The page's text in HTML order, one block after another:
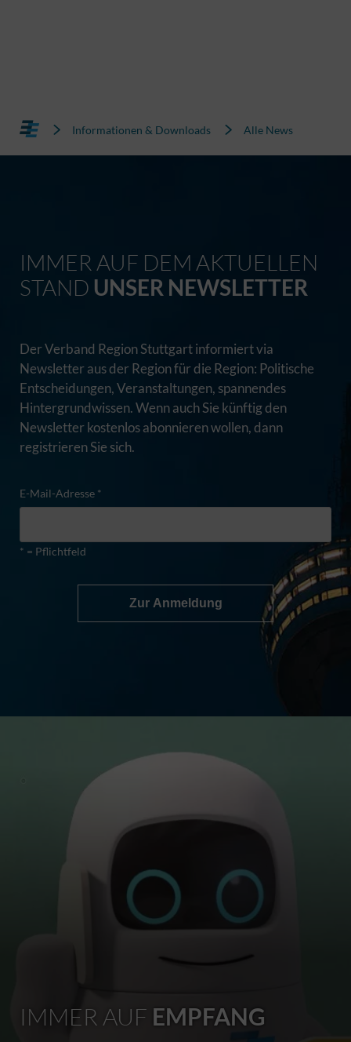
Informationen & Downloads Alle News
IMMER AUF DEM AKTUELLEN
STAND UNSER NEWSLETTER
Der Verband Region Stuttgart informiert via
Newsletter aus der Region für die Region: Politische
Entscheidungen, Veranstaltungen, spannendes
Hintergrundwissen. Wenn auch Sie künftig den
Newsletter kostenlos abonnieren wollen, dann
registrieren Sie sich.
E-Mail-Adresse *
* = Pflichtfeld
Zur Anmeldung
IMMER AUF EMPFANG